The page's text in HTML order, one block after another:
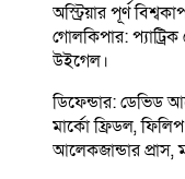
অস্ট্রিয়ার পূর্ণ
গোলকিপার: প্যাট্রিক
উইগেল।
ডিফেন্ডার: ডেভিড
মার্কো ফ্রিডল,
আলেকজান্ডার